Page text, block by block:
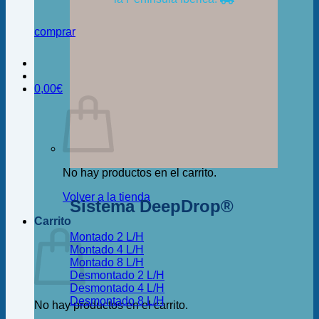
comprar
0,00€
No hay productos en el carrito.
Volver a la tienda
Carrito
No hay productos en el carrito.
Sistema DeepDrop®
Montado 2 L/H
Montado 4 L/H
Montado 8 L/H
Desmontado 2 L/H
Desmontado 4 L/H
Desmontado 8 L/H